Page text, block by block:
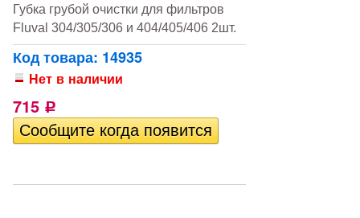
Губка грубой очистки для фильтров
Fluval 304/305/306 и 404/405/406 2шт.
Код товара: 14935
Нет в наличии
715 Р